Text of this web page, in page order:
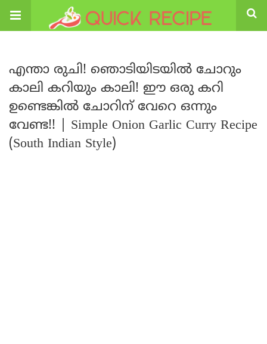
എന്താ രുചി! ഞൊടിയിടയിൽ ചോറും
കാലി കറിയും കാലി! ഈ ഒരു കറി
ഉണ്ടെങ്കിൽ ചോറിന് വേറെ ഒന്നും
വേണ്ട!! | Simple Onion Garlic Curry Recipe
(South Indian Style)